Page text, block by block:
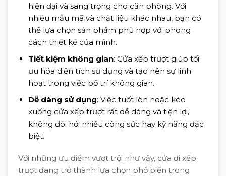
hiện đại và sang trọng cho căn phòng. Với
nhiều mẫu mã và chất liệu khác nhau, bạn có
thể lựa chọn sản phẩm phù hợp với phong
cách thiết kế của mình.
Tiết kiệm không gian: Cửa xếp trượt giúp tối
ưu hóa diện tích sử dụng và tạo nên sự linh
hoạt trong việc bố trí không gian.
Dễ dàng sử dụng: Việc tuốt lên hoặc kéo
xuống cửa xếp trượt rất dễ dàng và tiện lợi,
không đòi hỏi nhiều công sức hay kỹ năng đặc
biệt.
Với những ưu điểm vượt trội như vậy, cửa đi xếp
trượt đang trở thành lựa chọn phổ biến trong